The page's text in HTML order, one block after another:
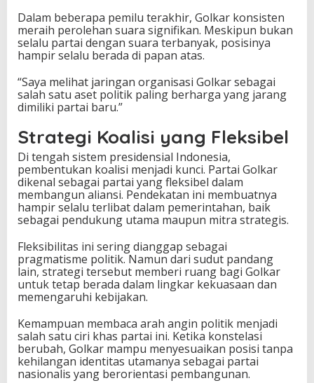
Dalam beberapa pemilu terakhir, Golkar konsisten
meraih perolehan suara signifikan. Meskipun bukan
selalu partai dengan suara terbanyak, posisinya
hampir selalu berada di papan atas.
“Saya melihat jaringan organisasi Golkar sebagai
salah satu aset politik paling berharga yang jarang
dimiliki partai baru.”
Strategi Koalisi yang Fleksibel
Di tengah sistem presidensial Indonesia,
pembentukan koalisi menjadi kunci. Partai Golkar
dikenal sebagai partai yang fleksibel dalam
membangun aliansi. Pendekatan ini membuatnya
hampir selalu terlibat dalam pemerintahan, baik
sebagai pendukung utama maupun mitra strategis.
Fleksibilitas ini sering dianggap sebagai
pragmatisme politik. Namun dari sudut pandang
lain, strategi tersebut memberi ruang bagi Golkar
untuk tetap berada dalam lingkar kekuasaan dan
memengaruhi kebijakan.
Kemampuan membaca arah angin politik menjadi
salah satu ciri khas partai ini. Ketika konstelasi
berubah, Golkar mampu menyesuaikan posisi tanpa
kehilangan identitas utamanya sebagai partai
nasionalis yang berorientasi pembangunan.